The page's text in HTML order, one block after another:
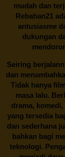
mudah dan
Rebahan21
antusiasme
dukungan
Seiring
dan
Tidak hanya
masa lalu.
drama,
yang tersedia
dan sederhana
bahkan bagi
teknologi.